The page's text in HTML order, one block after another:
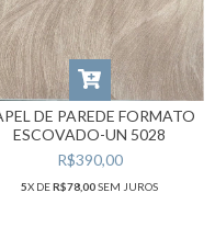
DE PAREDE FORMATO
ESCOVADO-UN 5028
R$390,00
5X DER$78,00SEM JUROS